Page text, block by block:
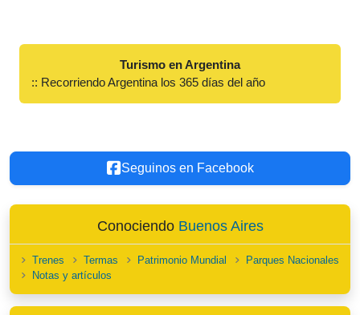
Turismo en Argentina
:: Recorriendo Argentina los 365 días del año
Seguinos en Facebook
Conociendo Buenos Aires
Trenes Termas Patrimonio Mundial
Parques Nacionales
Notas y artículos